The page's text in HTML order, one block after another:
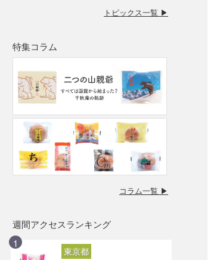
トピックス一覧 ▶
特集コラム
コラム一覧 ▶
週間アクセスランキング
東京都